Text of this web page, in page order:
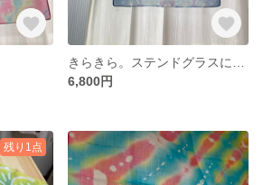
6,800円
残り1点